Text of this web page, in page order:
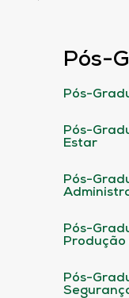
Pós-
Pós-
Pós-
Estar
Pós-
Pós-
Produção
Pós-